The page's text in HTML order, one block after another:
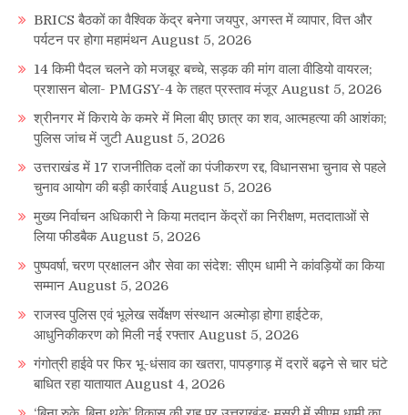
BRICS बैठकों का वैश्विक केंद्र बनेगा जयपुर, अगस्त में व्यापार, वित्त और
पर्यटन पर होगा महामंथन August 5, 2026
14 किमी पैदल चलने को मजबूर बच्चे, सड़क की मांग वाला वीडियो वायरल;
प्रशासन बोला- PMGSY-4 के तहत प्रस्ताव मंजूर August 5, 2026
श्रीनगर में किराये के कमरे में मिला बीए छात्र का शव, आत्महत्या की आशंका;
पुलिस जांच में जुटी August 5, 2026
उत्तराखंड में 17 राजनीतिक दलों का पंजीकरण रद्द, विधानसभा चुनाव से पहले
चुनाव आयोग की बड़ी कार्रवाई August 5, 2026
मुख्य निर्वाचन अधिकारी ने किया मतदान केंद्रों का निरीक्षण, मतदाताओं से
लिया फीडबैक August 5, 2026
पुष्पवर्षा, चरण प्रक्षालन और सेवा का संदेश: सीएम धामी ने कांवड़ियों का किया
सम्मान August 5, 2026
राजस्व पुलिस एवं भूलेख सर्वेक्षण संस्थान अल्मोड़ा होगा हाईटेक,
आधुनिकीकरण को मिली नई रफ्तार August 5, 2026
गंगोत्री हाईवे पर फिर भू-धंसाव का खतरा, पापड़गाड़ में दरारें बढ़ने से चार घंटे
बाधित रहा यातायात August 4, 2026